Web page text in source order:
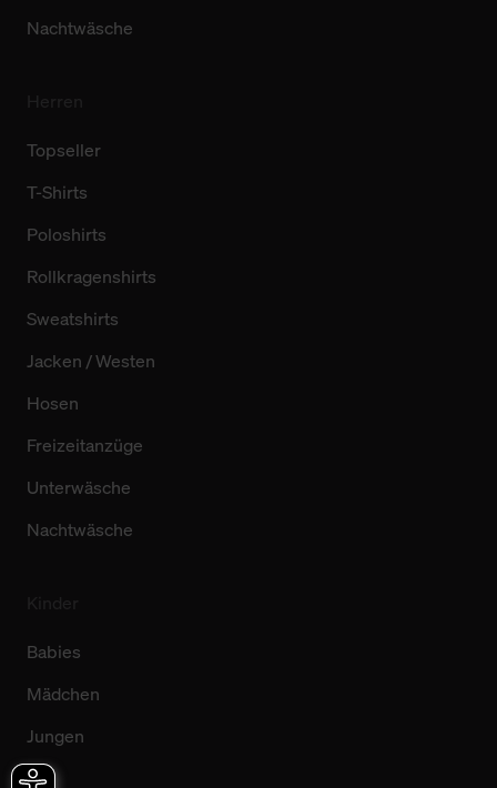
Nachtwäsche
Topseller
T-Shirts
Poloshirts
Rollkragenshirts
Sweatshirts
Jacken / Westen
Hosen
Freizeitanzüge
Unterwäsche
Nachtwäsche
Babies
Mädchen
Jungen